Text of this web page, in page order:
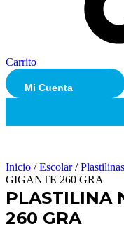
Carrito
Mi Cuenta
Inicio /Escolar/Plastilinas
GIGANTE 260 GRA
PLASTILINA
260 GRA